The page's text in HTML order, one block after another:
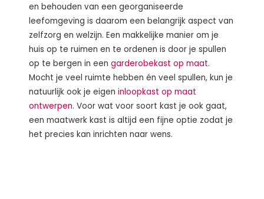
en behouden van een georganiseerde
leefomgeving is daarom een belangrijk aspect van
zelfzorg en welzijn. Een makkelijke manier om je
huis op te ruimen en te ordenen is door je spullen
op te bergen in een garderobekast op maat.
Mocht je veel ruimte hebben én veel spullen, kun je
natuurlijk ook je eigen inloopkast op maat
ontwerpen. Voor wat voor soort kast je ook gaat,
een maatwerk kast is altijd een fijne optie zodat je
het precies kan inrichten naar wens.